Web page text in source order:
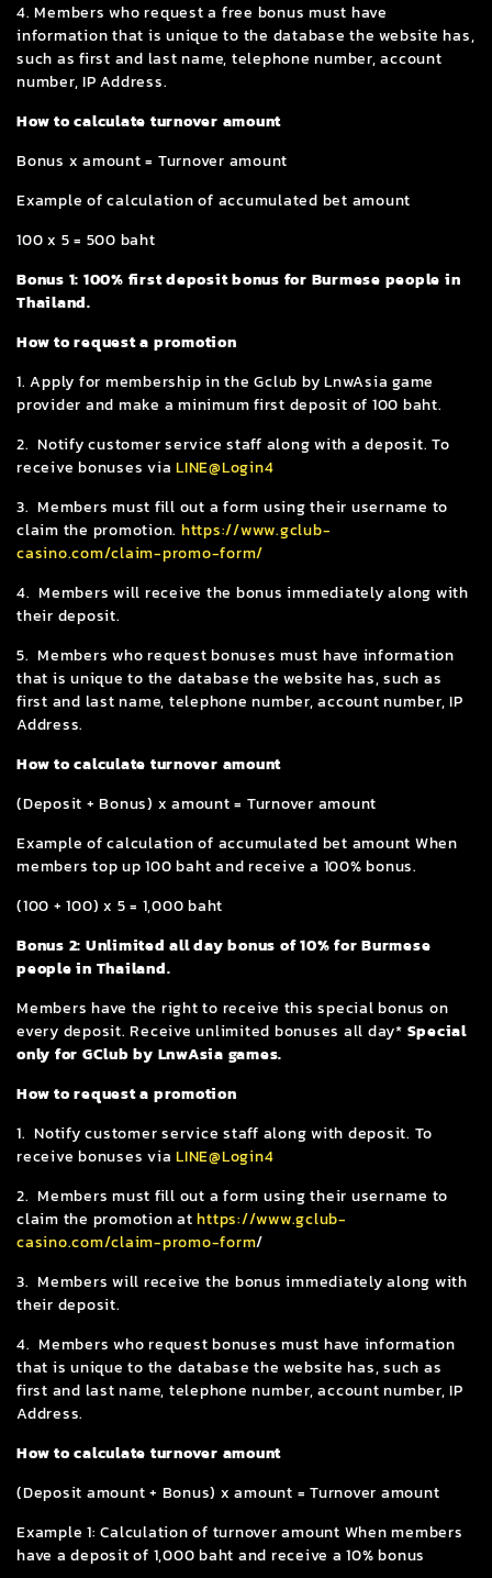
4. Members who request a free bonus must have
information that is unique to the database the website has,
such as first and last name, telephone number, account
number, IP Address.
How to calculate turnover amount
Bonus x amount = Turnover amount
Example of calculation of accumulated bet amount
100 x 5 = 500 baht
Bonus 1: 100% first deposit bonus for Burmese people in
Thailand.
How to request a promotion
1. Apply for membership in the Gclub by LnwAsia game
provider and make a minimum first deposit of 100 baht.
2. Notify customer service staff along with a deposit. To
receive bonuses via LINE@Login4
3. Members must fill out a form using their username to
claim the promotion. https://www.gclub-
casino.com/claim-promo-form/
4. Members will receive the bonus immediately along with
their deposit.
5. Members who request bonuses must have information
that is unique to the database the website has, such as
first and last name, telephone number, account number, IP
Address.
How to calculate turnover amount
(Deposit + Bonus) x amount = Turnover amount
Example of calculation of accumulated bet amount When
members top up 100 baht and receive a 100% bonus.
(100 + 100) x 5 = 1,000 baht
Bonus 2: Unlimited all day bonus of 10% for Burmese
people in Thailand.
Members have the right to receive this special bonus on
every deposit. Receive unlimited bonuses all day* Special
only for GClub by LnwAsia games.
How to request a promotion
1. Notify customer service staff along with deposit. To
receive bonuses via LINE@Login4
2. Members must fill out a form using their username to
claim the promotion athttps://www.gclub-
casino.com/claim-promo-form/
3. Members will receive the bonus immediately along with
their deposit.
4. Members who request bonuses must have information
that is unique to the database the website has, such as
first and last name, telephone number, account number, IP
Address.
How to calculate turnover amount
(Deposit amount + Bonus) x amount = Turnover amount
Example 1: Calculation of turnover amount When members
have a deposit of 1,000 baht and receive a 10% bonus